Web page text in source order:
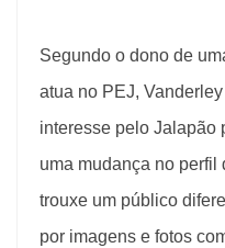
Segundo o dono de
atua no PEJ,
interesse pelo Jalapão
uma mudança no perfil
trouxe um público
por imagens e fotos